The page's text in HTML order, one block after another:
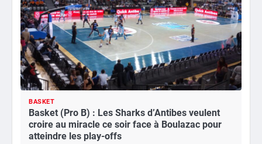
BASKET
Basket (Pro B) : Les Sharks d’Antibes veulent
croire au miracle ce soir face à Boulazac pour
atteindre les play-offs